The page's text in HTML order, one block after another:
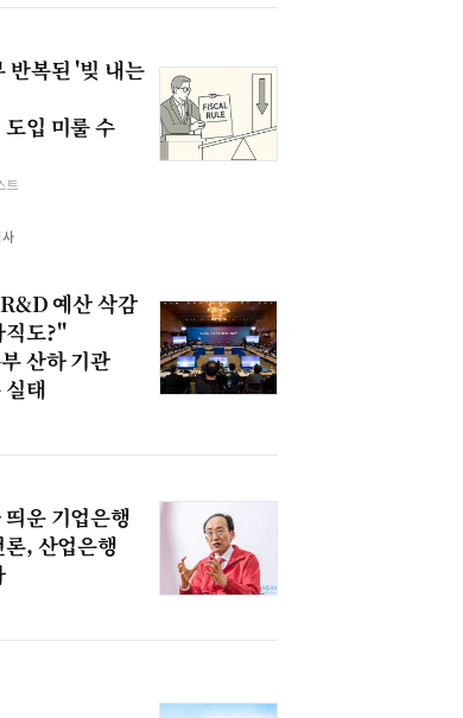
반복된 '빚 내는
입 미룰 수
트
예산 삭감
직도?"
산하 기관
실태
운 기업은행
론, 산업은행